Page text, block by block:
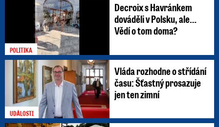
POLITIKA
Decroix s Havránkem
dováděli v Polsku, ale…
Vědí o tom doma?
UDÁLOSTI
Vláda rozhodne o střídání
času: Šťastný prosazuje
jen ten zimní